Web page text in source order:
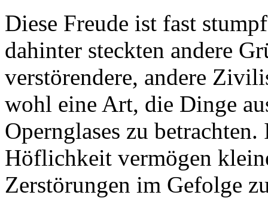
Diese Freude ist fast
dahinter steckten andere
verstörendere, andere
wohl eine Art, die Dinge
Opernglases zu
Höflichkeit vermögen
Zerstörungen im Gefolge